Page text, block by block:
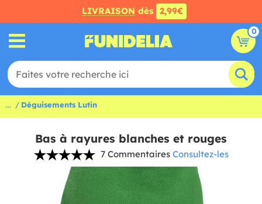
LIVRAISON dès 2,99€
0
... Déguisements Lutin
Bas à rayures blanches et rouges
7 Commentaires Consultez-les